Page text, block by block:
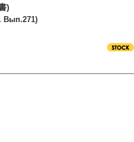
)
Вып.271)